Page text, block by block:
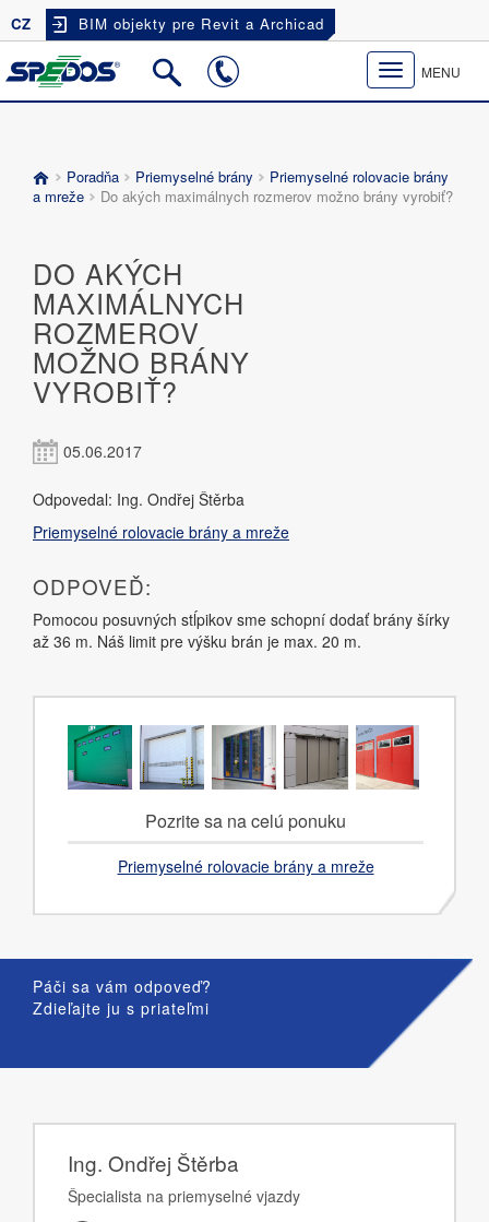
CZ BIM objekty pre Revit a Archicad
Toggle
navigation
MENU
Poradňa Priemyselné brány
Priemyselné rolovacie brány
a mreže
Do akých maximálnych rozmerov možno brány vyrobiť?
DO AKÝCH
MAXIMÁLNYCH
ROZMEROV
MOŽNO BRÁNY
VYROBIŤ?
05.06.2017
Odpovedal: Ing. Ondřej Štěrba
Priemyselné rolovacie brány a mreže
ODPOVEĎ:
Pomocou posuvných stĺpikov sme schopní dodať brány šírky
až 36 m. Náš limit pre výšku brán je max. 20 m.
Pozrite sa na celú ponuku
Priemyselné rolovacie brány a mreže
Páči sa vám odpoveď?
Zdieľajte ju s priateľmi
Ing. Ondřej Štěrba
Špecialista na priemyselné vjazdy